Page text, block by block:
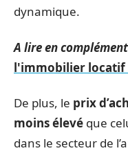
dynamique.
A lire en
l'immobilier locatif
De plus, le prix
moins élevé que
dans le secteur de